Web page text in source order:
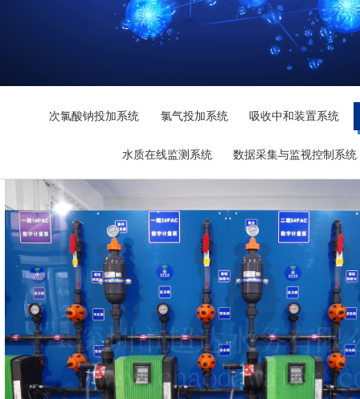
下载中心
视频管理
走近超达
公司简介
组织机构
企业文化
次氯酸钠投加系统 氯气投加系统 吸收中和装置系统
水质在线监测系统 数据采集与监视控制系统